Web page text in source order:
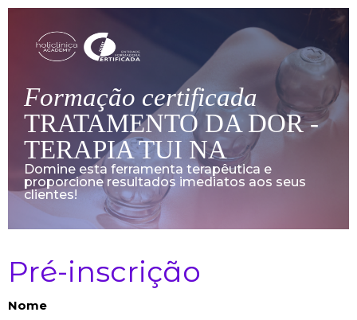
Formação certificada
TRATAMENTO DA DOR -
TERAPIA TUI NA
Domine esta ferramenta terapêutica e
proporcione resultados imediatos aos seus
clientes! ​
Pré-inscrição
Nome